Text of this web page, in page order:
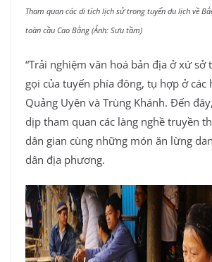
Tham quan các di tích lịch sử trong tuyến du lịch về
toàn cầu Cao Bằng (Ảnh: Sưu tầm)
“Trải nghiệm văn hoá bản địa ở xứ sở
gọi của tuyến phía đông, tụ hợp ở các
Quảng Uyên và Trùng Khánh. Đến
dịp tham quan các làng nghề truyền
dân gian cùng những món ăn lừng
dân địa phương.